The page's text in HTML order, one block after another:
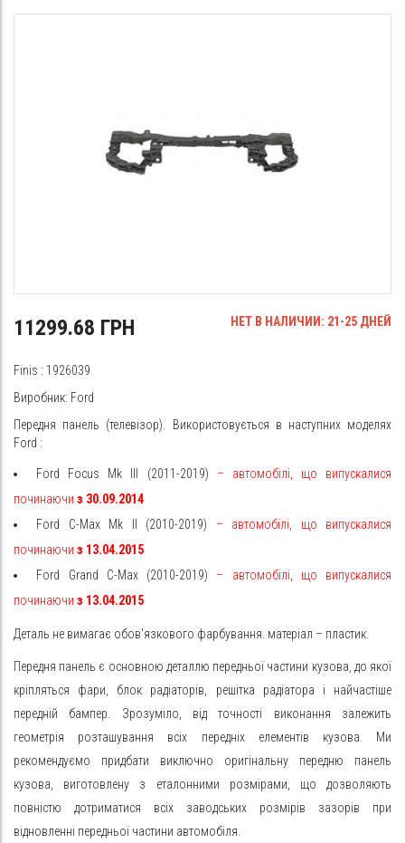
11299.68 ГРН НЕТ В НАЛИЧИИ: 21-25 ДНЕЙ
Finis : 1926039
Виробник: Ford
Передня панель (телевізор). Використовується в наступних моделях
Ford :
Ford Focus Mk III (2011-2019) – автомобілі, що випускалися
починаючи з 30.09.2014
Ford C-Max Mk II (2010-2019)
– автомобілі, що випускалися
починаючи з 13.04.2015
Ford Grand C-Max (2010-2019)
– автомобілі, що випускалися
починаючи з 13.04.2015
Деталь не вимагає обов'язкового фарбування. матеріал – пластик.
Передня панель є основною деталлю передньої частини кузова, до якої
кріпляться фари, блок радіаторів, решітка радіатора і найчастіше
передній бампер. Зрозуміло, від точності виконання залежить
геометрія розташування всіх передніх елементів кузова. Ми
рекомендуємо придбати виключно оригінальну передню панель
кузова, виготовлену з еталонними розмірами, що дозволяють
повністю дотриматися всіх заводських розмірів зазорів при
відновленні передньої частини автомобіля.